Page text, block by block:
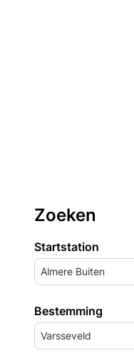
Zoeken
Startstation
Almere Buiten
Bestemming
Varsseveld